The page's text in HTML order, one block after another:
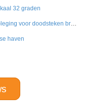
32 graden
Celstraf van 6 jaar en tbs met dwangverpleging voor doodsteken broer in Gouda
haven